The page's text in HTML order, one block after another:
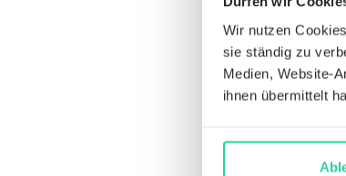
Wir nutzen
sie ständig zu
Medien, Website-
ihnen übermittelt